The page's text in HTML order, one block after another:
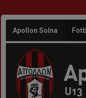
Apollon Solna
U13